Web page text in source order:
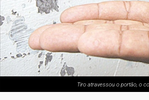
Tiro atravessou o portão, o